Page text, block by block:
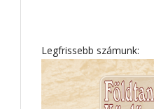
Legfrissebb számunk: